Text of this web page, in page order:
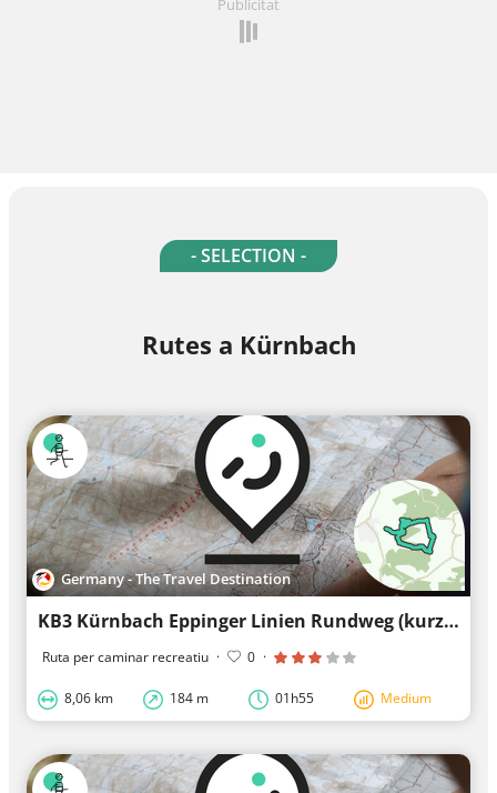
Publicitat
- SELECTION -
Rutes a Kürnbach
Germany - The Travel Destination
KB3 Kürnbach Eppinger Linien Rundweg (kurz) #Schwarzrieslingdorf
Ruta per caminar recreatiu · 0 ·
8,06 km 184 m 01h55 Medium